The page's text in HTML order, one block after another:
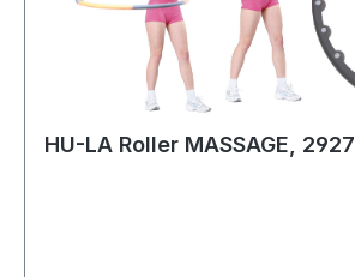
HU-LA Roller MASSAGE, 2927